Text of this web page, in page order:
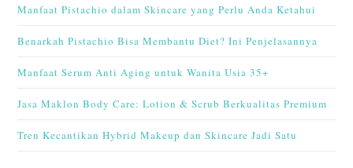
Manfaat Pistachio dalam Skincare yang Perlu Anda Ketahui
Benarkah Pistachio Bisa Membantu Diet? Ini Penjelasannya
Manfaat Serum Anti Aging untuk Wanita Usia 35+
Jasa Maklon Body Care: Lotion & Scrub Berkualitas Premium
Tren Kecantikan Hybrid Makeup dan Skincare Jadi Satu